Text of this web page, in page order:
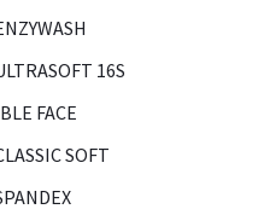
16S
FACE
SOFT